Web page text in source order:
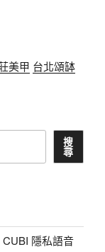
美甲 台北頌缽
搜
尋
隱私語音